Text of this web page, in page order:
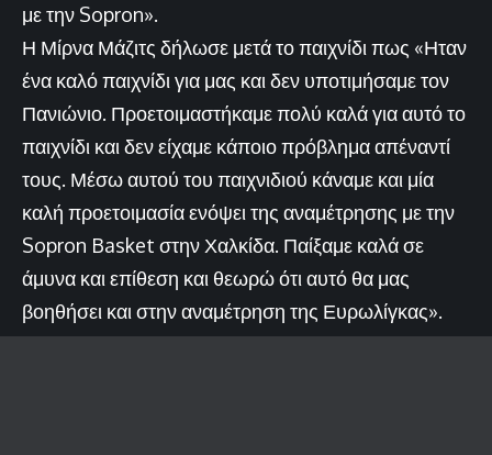
με την Sopron».
Η Μίρνα Μάζιτς δήλωσε μετά το παιχνίδι πως «Ηταν
ένα καλό παιχνίδι για μας και δεν υποτιμήσαμε τον
Πανιώνιο. Προετοιμαστήκαμε πολύ καλά για αυτό το
παιχνίδι και δεν είχαμε κάποιο πρόβλημα απέναντί
τους. Μέσω αυτού του παιχνιδιού κάναμε και μία
καλή προετοιμασία ενόψει της αναμέτρησης με την
Sopron Basket στην Χαλκίδα. Παίξαμε καλά σε
άμυνα και επίθεση και θεωρώ ότι αυτό θα μας
βοηθήσει και στην αναμέτρηση της Ευρωλίγκας».